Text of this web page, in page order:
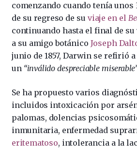
comenzando cuando tenía unos
de su regreso de suviaje en el
continuando hasta el final de su
a su amigo botánico Joseph
junio de 1857, Darwin se refirió
un “inválido despreciable
Se ha propuesto varios
incluidos intoxicación por
palomas, dolencias
inmunitaria, enfermedad
eritematoso, intolerancia a la